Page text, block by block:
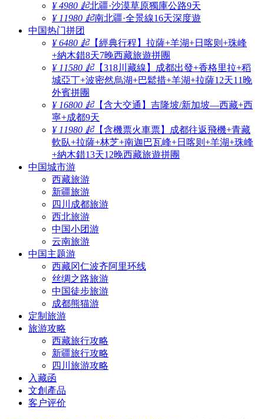
¥ 4980 起北疆·沙漠草原獨庫公路9天
¥ 11980 起南北疆·全景線16天深度遊
中国热门拼团
¥ 6480 起【經典行程】拉薩+羊湖+日喀则+珠峰
+納木錯8天7晚西藏旅遊拼團
¥ 11580 起【318川藏線】成都出發+香格里拉+稻
城亞丁+波密然烏湖+巴鬆措+羊湖+拉薩12天11晚
外賓拼團
¥ 16800 起【含大交通】吉隆坡/新加坡—西藏+西
寧+成都9天
¥ 11980 起【含機票火車票】成都往返飛機+青藏
軟臥+拉薩+林芝+南迦巴瓦峰+日喀则+羊湖+珠峰
+納木錯13天12晚西藏旅遊拼團
中国城市游
西藏旅游
新疆旅游
四川成都旅游
西北旅游
中国小团游
云南旅游
中国主题游
西藏冈仁波齐阿里环线
丝绸之路旅游
中国徒步旅游
成都熊猫游
定制旅游
旅游攻略
西藏旅行攻略
新疆旅行攻略
四川旅游攻略
入藏函
文創產品
客户评价